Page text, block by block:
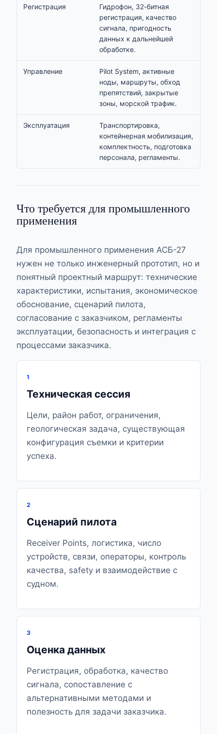
Регистрация
Гидрофон, 32-битная
регистрация, качество
сигнала, пригодность
данных к дальнейшей
обработке.
Управление
Pilot System, активные
ноды, маршруты, обход
препятствий, закрытые
зоны, морской трафик.
Эксплуатация
Транспортировка,
контейнерная мобилизация,
комплектность, подготовка
персонала, регламенты.
Что требуется для промышленного
применения
Для промышленного применения АСБ-27
нужен не только инженерный прототип, но и
понятный проектный маршрут: технические
характеристики, испытания, экономическое
обоснование, сценарий пилота,
согласование с заказчиком, регламенты
эксплуатации, безопасность и интеграция с
процессами заказчика.
1
Техническая сессия
Цели, район работ, ограничения,
геологическая задача, существующая
конфигурация съемки и критерии
успеха.
2
Сценарий пилота
Receiver Points, логистика, число
устройств, связи, операторы, контроль
качества, safety и взаимодействие с
судном.
3
Оценка данных
Регистрация, обработка, качество
сигнала, сопоставление с
альтернативными методами и
полезность для задачи заказчика.